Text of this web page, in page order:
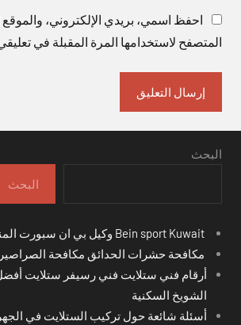
احفظ اسمي، بريدي الإلكتروني، والموقع
المتصفح لاستخدامها المرة المقبلة في
البحث
البحث
مكافحة حشرات الحدائق مكافحة الصراصير
أرقام فني ستلايت فني رسيفر ستلايت
الشويخ السكنية
أسئلة شائعة حول تركيب الستلايت في